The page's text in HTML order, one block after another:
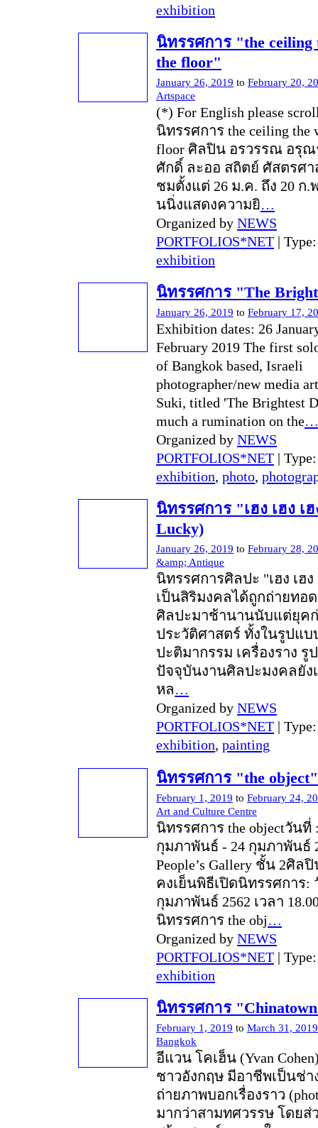
exhibition
นิทรรศการ "the ceiling
the floor"
January 26, 2019 to February 20,
Artspace
(*) For English please
นิทรรศการ the ceiling the
floor ศิลปิน อรวรรณ อรุ
ศักดิ์ ละออ สถิตย์ ศัสตรศา
ชมตั้งแต่ 26 ม.ค. ถึง 20 ก.
นนิ่งแสดงความยิ…
Organized by NEWS
PORTFOLIOS*NET |
exhibition
นิทรรศการ "The
January 26, 2019 to February 17,
Exhibition dates: 26
February 2019 The first
of Bangkok based, Israeli
photographer/new media
Suki, titled 'The Brightest
much a rumination on the…
Organized by NEWS
PORTFOLIOS*NET |
exhibition, photo,
นิทรรศการ "เฮง เฮง เ
Lucky)
January 26, 2019 to February 28,
&amp; Antique
นิทรรศการศิลปะ "เฮง เฮง
เป็นสิริมงคลได้ถูกถ่ายทอ
ศิลปะมาช้านานนับแต่ยุค
ประวัติศาสตร์ ทั้งในรูปแบ
ปะติมากรรม เครื่องราง รู
ปัจจุบันงานศิลปะมงคลยัง
หล…
Organized by NEWS
PORTFOLIOS*NET |
exhibition, painting
นิทรรศการ "the object"
February 1, 2019 to February 24,
Art and Culture Centre
นิทรรศการ the objectวันที่
กุมภาพันธ์ - 24 กุมภาพันธ์
People’s Gallery ชั้น 2ศิล
คงเย็นพิธีเปิดนิทรรศการ:
กุมภาพันธ์ 2562 เวลา
นิทรรศการ the obj…
Organized by NEWS
PORTFOLIOS*NET |
exhibition
นิทรรศการ
February 1, 2019 to March 31, 2019
Bangkok
อีแวน โคเฮ็น (Yvan
ชาวอังกฤษ มีอาชีพเป็นช่า
ถ่ายภาพบอกเรื่องราว
มากว่าสามทศวรรษ โดย